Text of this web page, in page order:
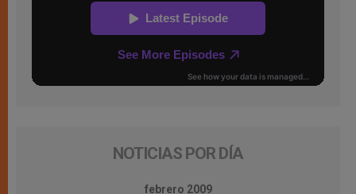
NOTICIAS POR DÍA
febrero 2009